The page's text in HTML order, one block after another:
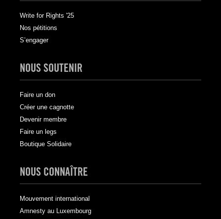
Write for Rights '25
Nos pétitions
S’engager
NOUS SOUTENIR
Faire un don
Créer une cagnotte
Devenir membre
Faire un legs
Boutique Solidaire
NOUS CONNAÎTRE
Mouvement international
Amnesty au Luxembourg